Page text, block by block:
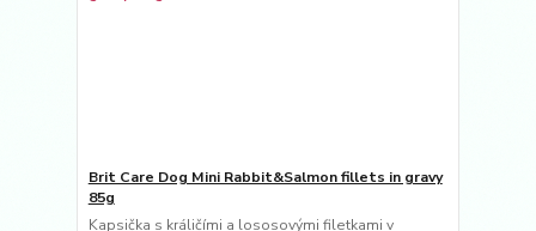
Brit Care Dog Mini Rabbit&Salmon fillets in gravy
85g
Kapsička s králičími a lososovými filetkami v